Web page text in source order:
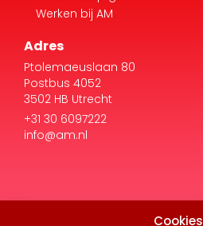
Cookies
Ptolemaeuslaan 80
Postbus 4052
3502 HB Utrecht
+31 30 6097222
info@am.nl